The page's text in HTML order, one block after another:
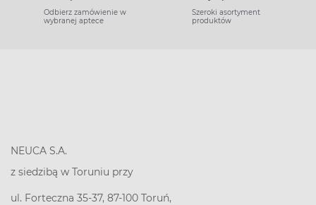
Odbierz zamówienie w
wybranej aptece
Szeroki asortyment
produktów
NEUCA S.A.
z siedzibą w Toruniu przy
ul. Forteczna 35-37, 87-100 Toruń,